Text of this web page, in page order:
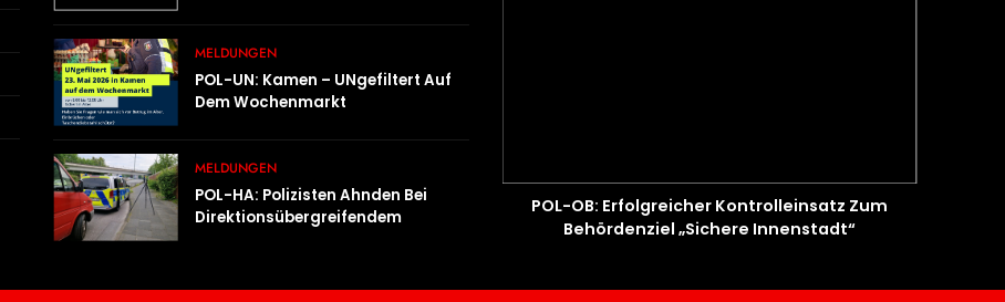
MELDUNGEN
POL-UN: Kamen – UNgefiltert Auf
Dem Wochenmarkt
MELDUNGEN
POL-HA: Polizisten Ahnden Bei
Direktionsübergreifendem
POL-OB: Erfolgreicher Kontrolleinsatz Zum
Behördenziel „Sichere Innenstadt“